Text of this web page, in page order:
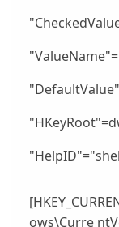
ows\Curre